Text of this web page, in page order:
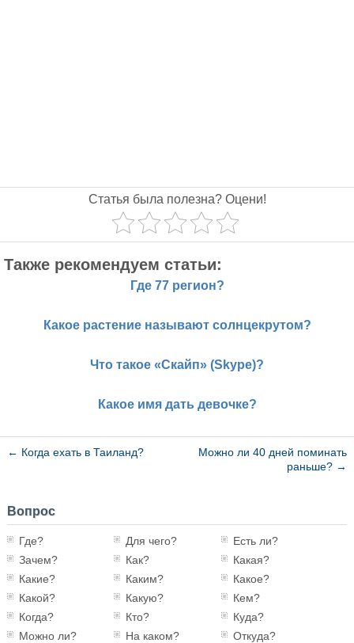
Статья была полезна? Оцени!
Также рекомендуем статьи:
Где 77 регион?
Какое растение называют солнцекрутом?
Что такое «Скайп» (Skype)?
Какое имя дать девочке?
← Когда ехать в Таиланд?
Можно ли 40 дней поминать
раньше? →
Вопрос
Где? Для чего?
Есть ли?
Зачем?
Как?
Какая?
Какие?
Каким?
Какое?
Какой?
Какую?
Кем?
Когда?
Кто?
Куда?
Можно ли?
На каком?
Откуда?